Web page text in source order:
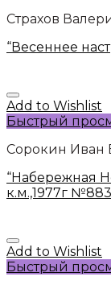
Страхов
“Весеннее
Add to Wishlist
Быстрый
Сорокин Иван
“Набережная
к.м.,1977г №883
Add to Wishlist
Быстрый